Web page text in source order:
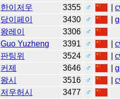
한이저우 3355 ♂ |
당이페이 3430 ♂ |
왕레이 3306
♂
Guo Yuzheng 3391 ♂ |
판팅위 3524 ♂ |
커제 3646 ♂ |
왕시 3516 ♂ |
저우허시 3477
♂